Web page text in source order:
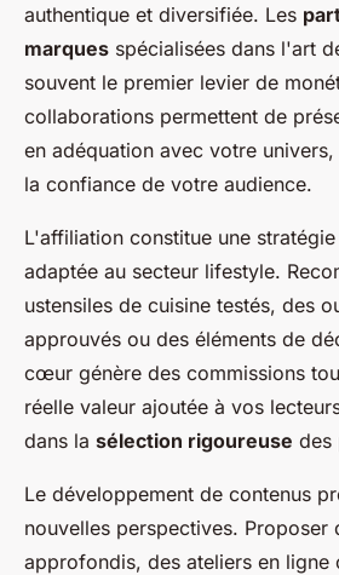
authentique et diversifiée. Les
marques spécialisées dans l'art
souvent le premier levier de
collaborations permettent de
en adéquation avec votre
la confiance de votre audience.
L'affiliation constitue une
adaptée au secteur lifestyle.
ustensiles de cuisine testés, des
approuvés ou des éléments de
cœur génère des commissions
réelle valeur ajoutée à vos
dans la sélection rigoureuse des
Le développement de contenus
nouvelles perspectives. Proposer
approfondis, des ateliers en ligne